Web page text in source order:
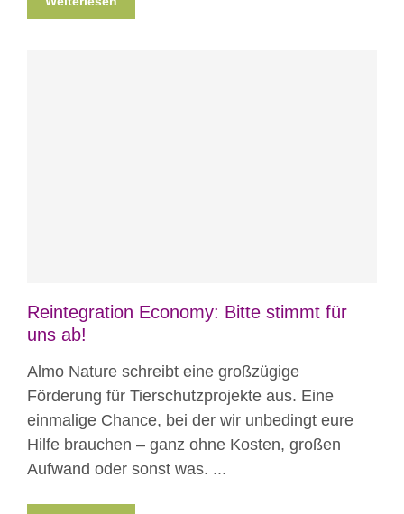
Reintegration Economy: Bitte stimmt für
uns ab!
Almo Nature schreibt eine großzügige
Förderung für Tierschutzprojekte aus. Eine
einmalige Chance, bei der wir unbedingt eure
Hilfe brauchen – ganz ohne Kosten, großen
Aufwand oder sonst was. ...